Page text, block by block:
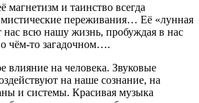
магнетизм и таинство всегда
переживания… Её «лунная
нас всю нашу жизнь, пробуждая в нас
чём-то загадочном….
влияние на человека. Звуковые
на наше сознание, на
и системы. Красивая музыка